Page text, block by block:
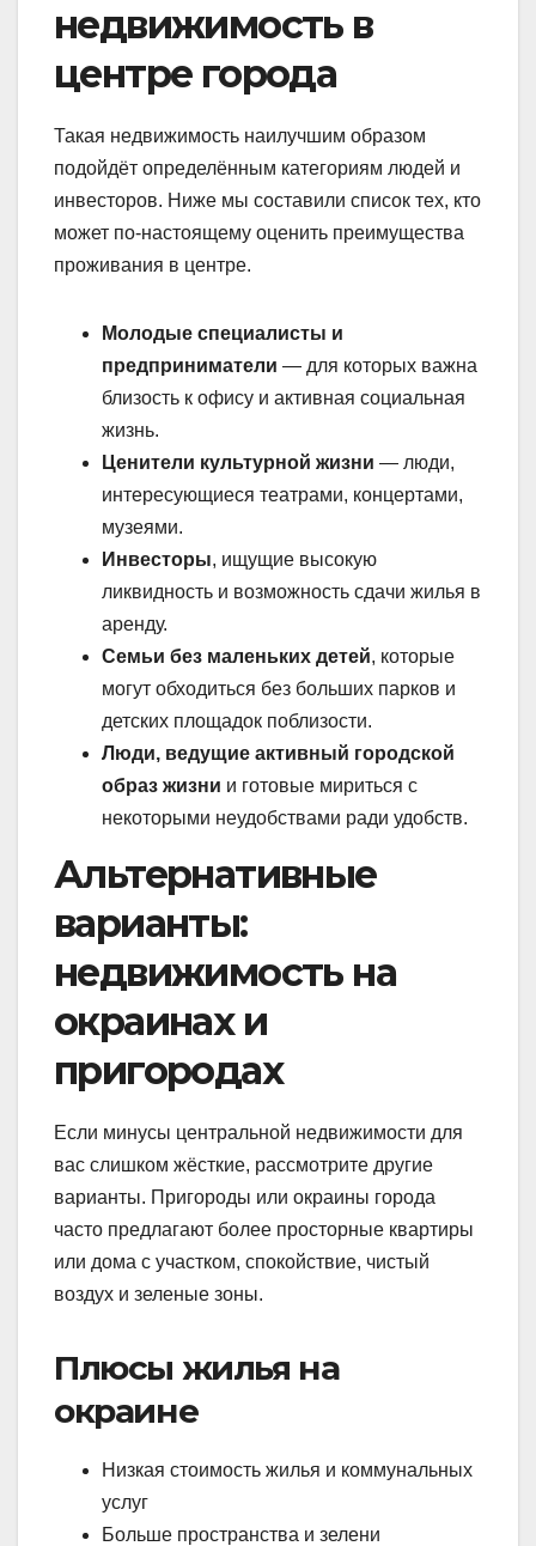
недвижимость в
центре города
Такая недвижимость наилучшим образом
подойдёт определённым категориям людей и
инвесторов. Ниже мы составили список тех, кто
может по-настоящему оценить преимущества
проживания в центре.
Молодые специалисты и
предприниматели — для которых важна
близость к офису и активная социальная
жизнь.
Ценители культурной жизни — люди,
интересующиеся театрами, концертами,
музеями.
Инвесторы, ищущие высокую
ликвидность и возможность сдачи жилья в
аренду.
Семьи без маленьких детей, которые
могут обходиться без больших парков и
детских площадок поблизости.
Люди, ведущие активный городской
образ жизни и готовые мириться с
некоторыми неудобствами ради удобств.
Альтернативные
варианты:
недвижимость на
окраинах и
пригородах
Если минусы центральной недвижимости для
вас слишком жёсткие, рассмотрите другие
варианты. Пригороды или окраины города
часто предлагают более просторные квартиры
или дома с участком, спокойствие, чистый
воздух и зеленые зоны.
Плюсы жилья на
окраине
Низкая стоимость жилья и коммунальных
услуг
Больше пространства и зелени